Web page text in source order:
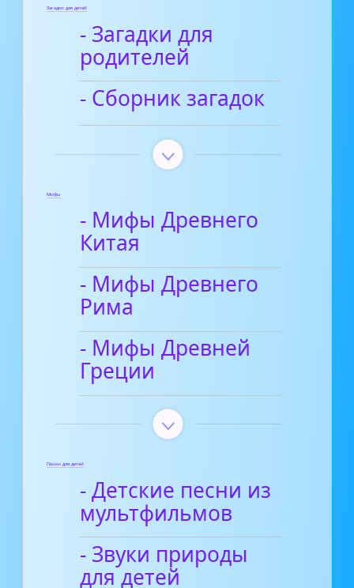
Загадки для детей
- Загадки для
родителей
- Сборник загадок
Мифы
- Мифы Древнего
Китая
- Мифы Древнего
Рима
- Мифы Древней
Греции
Песни для детей
- Детские песни из
мультфильмов
- Звуки природы
для детей